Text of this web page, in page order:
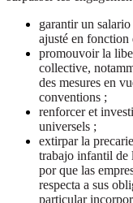
garantir un
ajusté en fonction
promouvoir la
collective,
des mesures en
conventions ;
renforcer et
universels ;
extirpar la
trabajo infantil de
por que las
respecta a sus
particular